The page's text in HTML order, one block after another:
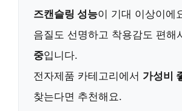
즈캔슬링 성능이 기대 이상이에
음질도 선명하고 착용감도 편해
중입니다.
전자제품 카테고리에서 가성비
찾는다면 추천해요.